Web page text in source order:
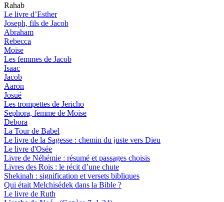
Rahab
Le livre d’Esther
Joseph, fils de Jacob
Abraham
Rebecca
Moise
Les femmes de Jacob
Isaac
Jacob
Aaron
Josué
Les trompettes de Jericho
Sephora, femme de Moise
Debora
La Tour de Babel
Le livre de la Sagesse : chemin du juste vers Dieu
Le livre d'Osée
Livre de Néhémie : résumé et passages choisis
Livres des Rois : le récit d’une chute
Shekinah : signification et versets bibliques
Qui était Melchisédek dans la Bible ?
Le livre de Ruth